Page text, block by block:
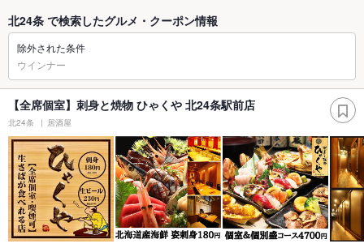
北24条 で検索したグルメ・クーポン情報
除外された条件
ウインナー
【全席個室】刺身と焼物 ひゃくや 北24条駅前店
北24条 居酒屋